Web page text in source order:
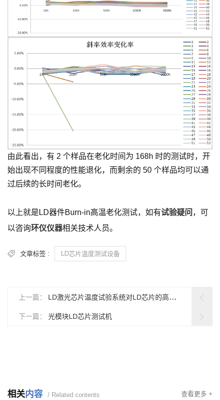
由此看出，有 2 个样品在老化时间为 168h 时的测试时，开
始出现不同程度的性能退化，而剩余的 50 个样品均可以通
过后续的长时间老化。
以上就是LD器件Burn-in高温老化测试，如有试验疑问 ，可
以咨询环仪仪器相关技术人员。
文章标签 : LD芯片温度测试设备
上一篇： LD激光芯片温度试验系统对LD芯片的高温失效分析
下一篇： 光模块LD芯片测试机
相关内容 / Related contents 查看更多 +